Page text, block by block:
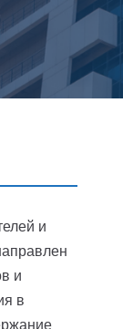
и
и
в